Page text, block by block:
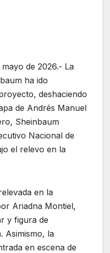
de 2026.- La
ha ido
deshaciendo
de Andrés Manuel
Sheinbaum
Nacional de
el relevo en la
en la
Ariadna Montiel,
y figura de
Asimismo, la
en escena de